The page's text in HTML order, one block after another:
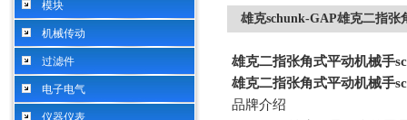
模块
机械传动
过滤件
电子电气
仪器仪表
雄克schunk-GAP雄克二指张
雄克二指张角式平动机械手
雄克二指张角式平动机械手
品牌介绍